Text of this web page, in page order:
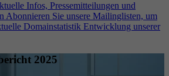
Infos, Pressemitteilungen und
Abonnieren Sie unsere Mailinglisten, um
Domainstatistik Entwicklung unserer
2025